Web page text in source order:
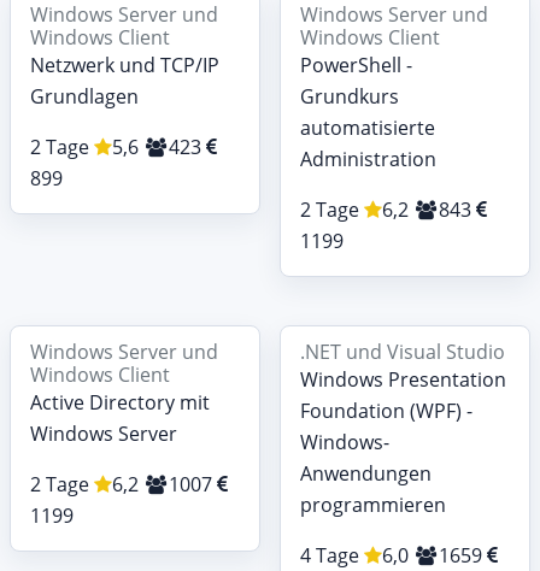
Windows Server und
Windows Client
Netzwerk und TCP/IP
Grundlagen
2 Tage
5,6
423
899
Windows Server und
Windows Client
PowerShell -
Grundkurs
automatisierte
Administration
2 Tage
6,2
843
1199
Windows Server und
Windows Client
Active Directory mit
Windows Server
2 Tage
6,2
1007
1199
.NET und Visual Studio
Windows Presentation
Foundation (WPF) -
Windows-
Anwendungen
programmieren
4 Tage
6,0
1659